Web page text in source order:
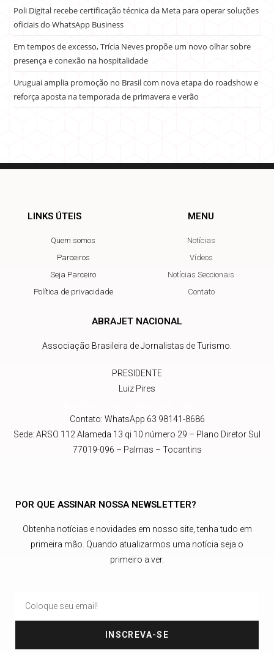
Poli Digital recebe certificação técnica da Meta para operar soluções
oficiais do WhatsApp Business
Em tempos de excesso, Trícia Neves propõe um novo olhar sobre
presença e conexão na hospitalidade
Uruguai amplia promoção no Brasil com nova etapa do roadshow e
reforça aposta na temporada de primavera e verão
LINKS ÚTEIS
Quem somos
Parceiros
Seja Parceiro
Política de privacidade
MENU
Notícias
Vídeos
Notícias Seccionais
Contato
ABRAJET NACIONAL
Associação Brasileira de Jornalistas de Turismo.
PRESIDENTE
Luiz Pires
Contato: WhatsApp 63 98141-8686
Sede: ARSO 112 Alameda 13 qi 10 número 29 – Plano Diretor Sul
77019-096 – Palmas – Tocantins
POR QUE ASSINAR NOSSA NEWSLETTER?
Obtenha notícias e novidades em nosso site, tenha tudo em
primeira mão. Quando atualizarmos uma notícia seja o
primeiro a ver.
INSCREVA-SE